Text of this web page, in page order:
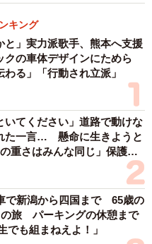
る賭け？
明な要素も少なくな
国という圧倒的な大国に
ことは、自国の地政学的
伴う。そのため、中朝ロ
の中国に対する水面下の
にとっては、この航路開
済・軍事支援を引き出す
簡単に全てを明け渡すわ
キング
と」実力派歌手、熊本へ支援
の車体デザインにためら
る」「行動され立派」
いてください」道路で動けな
た一言… 懸命に生きようと
重さはみんな同じ」保護団
で新潟から四国まで 65歳の
の旅 パーキングの休憩まで
も組まねえよ！」